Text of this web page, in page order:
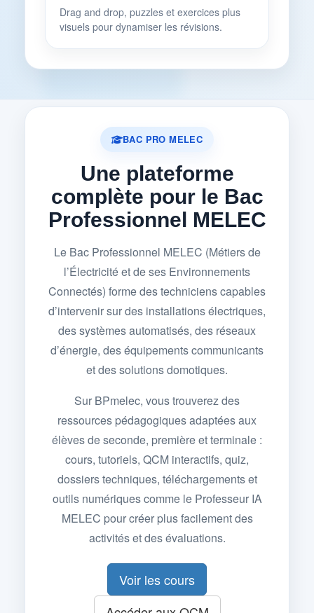
Drag and drop, puzzles et exercices plus
visuels pour dynamiser les révisions.
BAC PRO MELEC
Une plateforme
complète pour le Bac
Professionnel MELEC
Le Bac Professionnel MELEC (Métiers de
l’Électricité et de ses Environnements
Connectés) forme des techniciens capables
d’intervenir sur des installations électriques,
des systèmes automatisés, des réseaux
d’énergie, des équipements communicants
et des solutions domotiques.
Sur BPmelec, vous trouverez des
ressources pédagogiques adaptées aux
élèves de seconde, première et terminale :
cours, tutoriels, QCM interactifs, quiz,
dossiers techniques, téléchargements et
outils numériques comme le Professeur IA
MELEC pour créer plus facilement des
activités et des évaluations.
Voir les cours